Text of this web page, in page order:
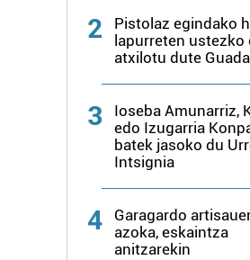
2
Pistolaz egindako
lapurreten ustezko
atxilotu dute
3
Ioseba Amunarriz,
edo Izugarria
batek jasoko du
Intsignia
4
Garagardo
azoka, eskaintza
anitzarekin